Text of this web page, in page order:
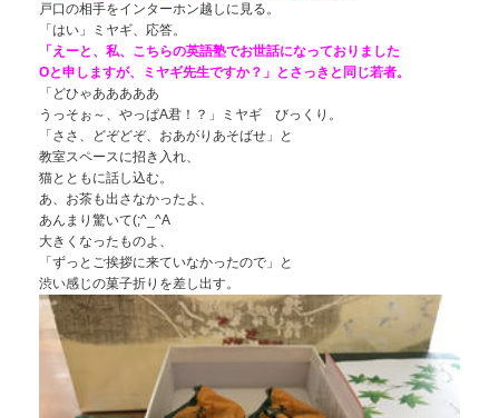
戸口の相手をインターホン越しに見る。
「はい」ミヤギ、応答。
「えーと、私、こちらの英語塾でお世話になっておりました
Oと申しますが、ミヤギ先生ですか？」とさっきと同じ若者。
「どひゃあああああ
うっそぉ～、やっぱA君！？」ミヤギ びっくり。
「ささ、どぞどぞ、おあがりあそばせ」と
教室スペースに招き入れ、
猫とともに話し込む。
あ、お茶も出さなかったよ、
あんまり驚いて(;^_^A
大きくなったものよ、
「ずっとご挨拶に来ていなかったので」と
渋い感じの菓子折りを差し出す。